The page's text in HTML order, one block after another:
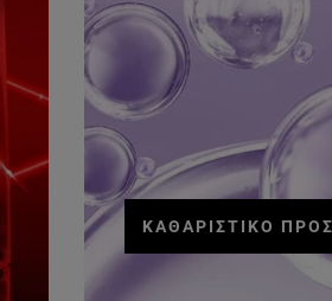
ΚΑΘΑΡΙΣΤΙΚΌ